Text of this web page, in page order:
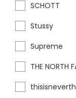
SCHOTT
Stussy
Supreme
THE NORTH